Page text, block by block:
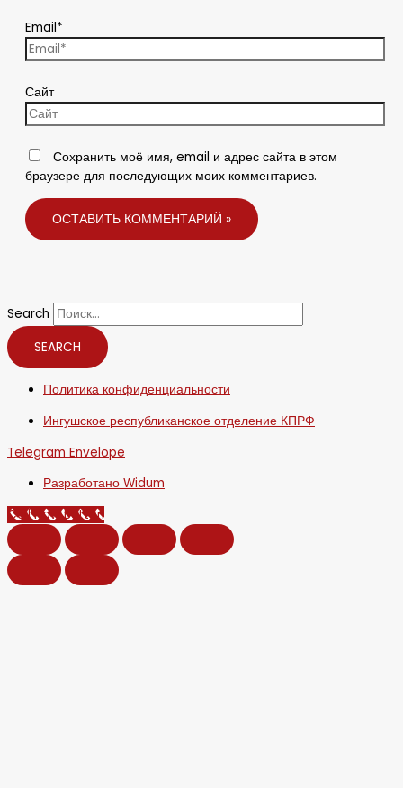
Email*
Сайт
Сохранить моё имя, email и адрес сайта в этом
браузере для последующих моих комментариев.
Search
SEARCH
Политика конфиденциальности
Ингушское республиканское отделение КПРФ
Telegram Envelope
Разработано Widum
Call Now Button